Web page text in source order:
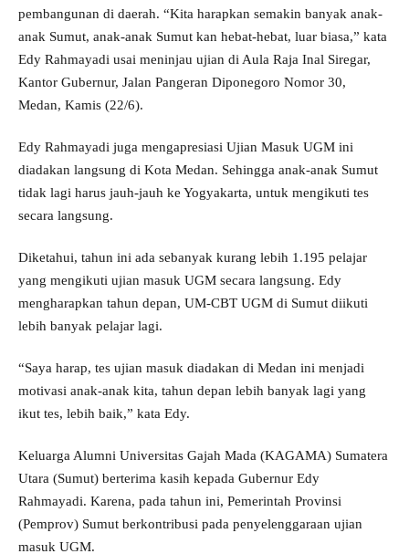
pembangunan di daerah. “Kita harapkan semakin banyak anak-
anak Sumut, anak-anak Sumut kan hebat-hebat, luar biasa,” kata
Edy Rahmayadi usai meninjau ujian di Aula Raja Inal Siregar,
Kantor Gubernur, Jalan Pangeran Diponegoro Nomor 30,
Medan, Kamis (22/6).
Edy Rahmayadi juga mengapresiasi Ujian Masuk UGM ini
diadakan langsung di Kota Medan. Sehingga anak-anak Sumut
tidak lagi harus jauh-jauh ke Yogyakarta, untuk mengikuti tes
secara langsung.
Diketahui, tahun ini ada sebanyak kurang lebih 1.195 pelajar
yang mengikuti ujian masuk UGM secara langsung. Edy
mengharapkan tahun depan, UM-CBT UGM di Sumut diikuti
lebih banyak pelajar lagi.
“Saya harap, tes ujian masuk diadakan di Medan ini menjadi
motivasi anak-anak kita, tahun depan lebih banyak lagi yang
ikut tes, lebih baik,” kata Edy.
Keluarga Alumni Universitas Gajah Mada (KAGAMA) Sumatera
Utara (Sumut) berterima kasih kepada Gubernur Edy
Rahmayadi. Karena, pada tahun ini, Pemerintah Provinsi
(Pemprov) Sumut berkontribusi pada penyelenggaraan ujian
masuk UGM.